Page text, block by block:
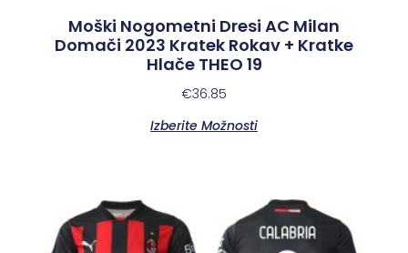
Moški Nogometni Dresi AC Milan
Domači 2023 Kratek Rokav + Kratke
Hlače THEO 19
€36.85
Izberite Možnosti